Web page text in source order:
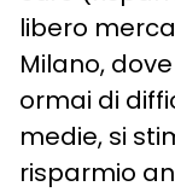
libero
Milano,
ormai di
medie, si
risparmio